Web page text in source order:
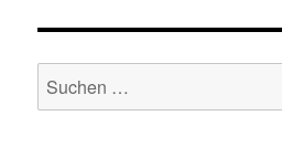
Suche
nach: